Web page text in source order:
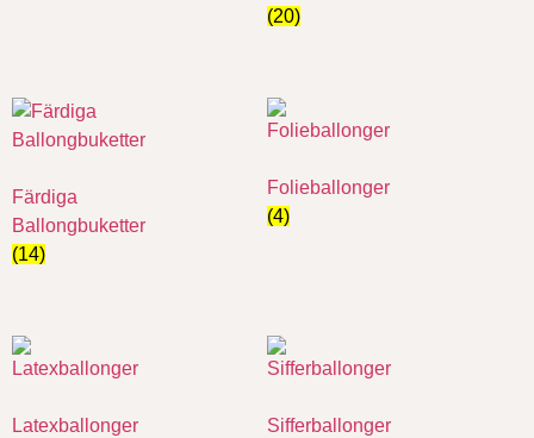
(20)
Färdiga
Ballongbuketter
(14)
Folieballonger
(4)
Latexballonger
Sifferballonger